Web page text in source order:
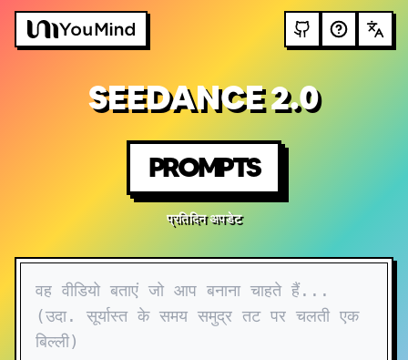
SEEDANCE 2.0
PROMPTS
प्रतिदिन अपडेट